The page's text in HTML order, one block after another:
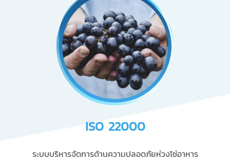
ISO 22000
ระบบบริหารจัดการด้านความปลอดภัยห่วงโซ่อาหาร